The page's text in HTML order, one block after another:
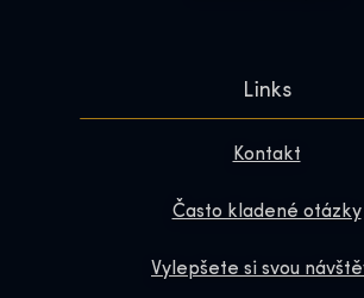
Links
Kontakt
Často kladené otázky
Vylepšete si svou